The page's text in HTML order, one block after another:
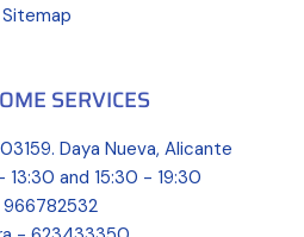
Sitemap
SERVICES
Daya Nueva, Alicante
and 15:30 - 19:30
966782532